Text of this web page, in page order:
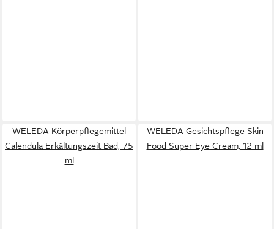
WELEDA Körperpflegemittel
Calendula Erkältungszeit Bad, 75
ml
WELEDA Gesichtspflege Skin
Food Super Eye Cream, 12 ml